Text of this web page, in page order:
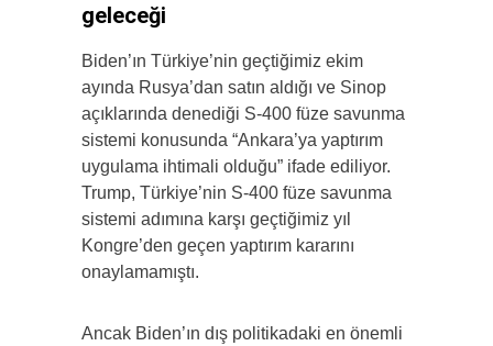
geleceği
Biden’ın Türkiye’nin geçtiğimiz ekim
ayında Rusya’dan satın aldığı ve Sinop
açıklarında denediği S-400 füze savunma
sistemi konusunda “Ankara’ya yaptırım
uygulama ihtimali olduğu” ifade ediliyor.
Trump, Türkiye’nin S-400 füze savunma
sistemi adımına karşı geçtiğimiz yıl
Kongre’den geçen yaptırım kararını
onaylamamıştı.
Ancak Biden’ın dış politikadaki en önemli